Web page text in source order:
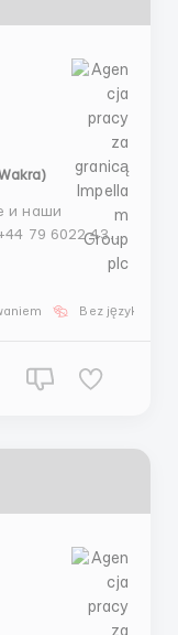
и наши
79 6022 4335
- Whatsapp
Group plcBez języka